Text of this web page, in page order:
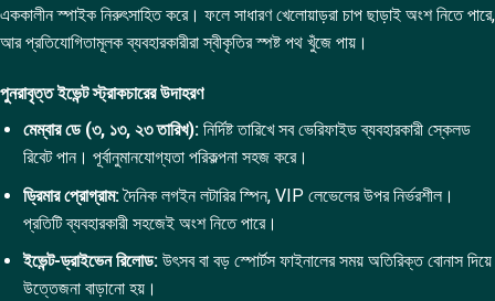
এককালীন স্পাইক নিরুৎসাহিত করে। ফলে সাধারণ খেলোয়াড়রা চাপ ছাড়াই অংশ নিতে পারে,
আর প্রতিযোগিতামূলক ব্যবহারকারীরা স্বীকৃতির স্পষ্ট পথ খুঁজে পায়।
পুনরাবৃত্ত ইভেন্ট স্ট্রাকচারের উদাহরণ
মেম্বার ডে (৩, ১৩, ২৩ তারিখ):নির্দিষ্ট তারিখে সব ভেরিফাইড ব্যবহারকারী স্কেলড
রিবেট পান। পূর্বানুমানযোগ্যতা পরিকল্পনা সহজ করে।
ড্রিমার প্রোগ্রাম:দৈনিক লগইন লটারির স্পিন, VIP লেভেলের উপর নির্ভরশীল।
প্রতিটি ব্যবহারকারী সহজেই অংশ নিতে পারে।
ইভেন্ট-ড্রাইভেন রিলোড:উৎসব বা বড় স্পোর্টস ফাইনালের সময় অতিরিক্ত বোনাস দিয়ে
উত্তেজনা বাড়ানো হয়।